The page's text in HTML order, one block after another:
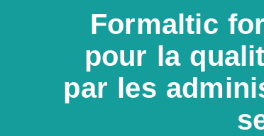
Formaltic
pour la
par les